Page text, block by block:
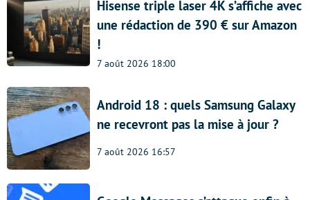
Hisense triple laser 4K s’affiche avec
une rédaction de 390 € sur Amazon
!
7 août 2026 18:00
Android 18 : quels Samsung Galaxy
ne recevront pas la mise à jour ?
7 août 2026 16:57